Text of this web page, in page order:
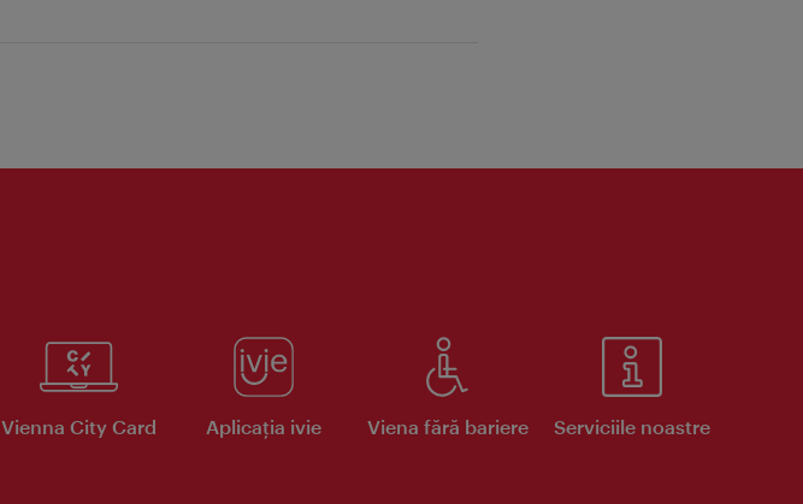
Vienna City Card Aplicaţia ivie Viena fără bariere Serviciile noastre